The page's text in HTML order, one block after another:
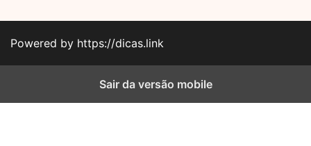
Powered by https://dicas.link
Sair da versão mobile